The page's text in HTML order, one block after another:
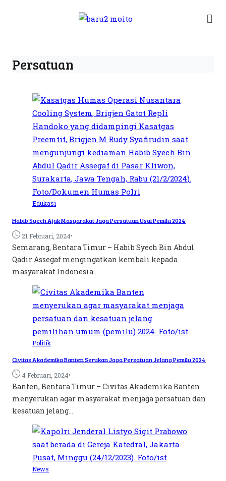
Persatuan
Edukasi
Habib Syech Ajak Masyarakat Jaga Persatuan Usai Pemilu 2024
21 Februari, 2024•
Semarang, Bentara Timur – Habib Syech Bin Abdul
Qadir Assegaf mengingatkan kembali kepada
masyarakat Indonesia...
Politik
Civitas Akademika Banten Serukan Jaga Persatuan Jelang Pemilu 2024
4 Februari, 2024•
Banten, Bentara Timur – Civitas Akademika Banten
menyerukan agar masyarakat menjaga persatuan dan
kesatuan jelang...
News